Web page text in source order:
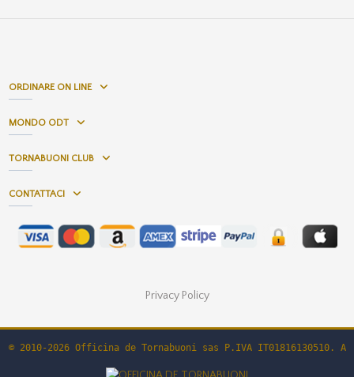
ORDINARE ON LINE
MONDO ODT
TORNABUONI CLUB
CONTATTACI
Privacy Policy
© 2010-2026 Officina de Tornabuoni sas P.IVA IT01816130510.